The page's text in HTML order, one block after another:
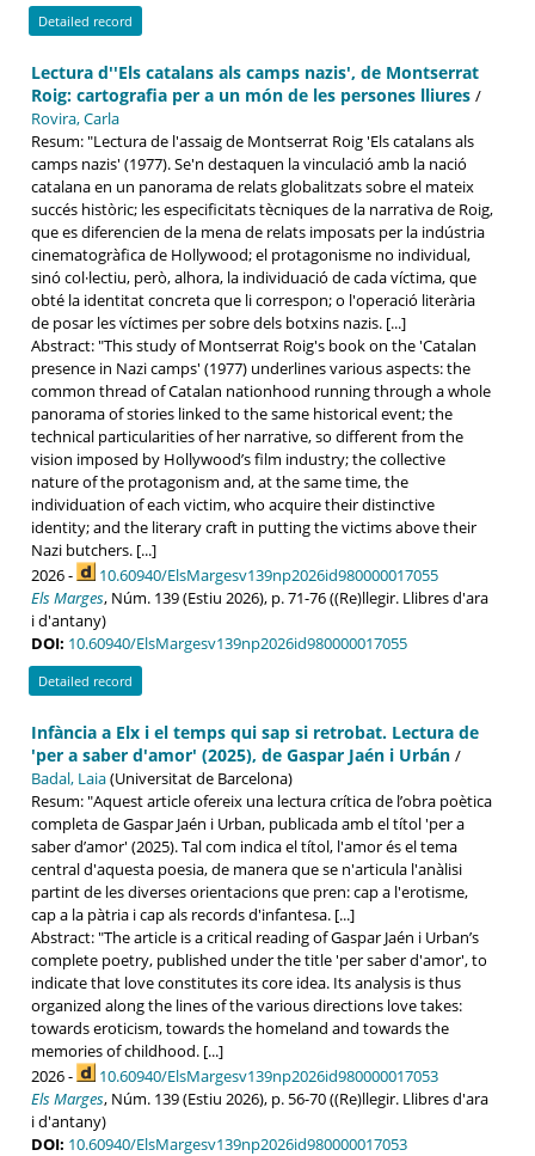
Detailed record
Lectura d''Els catalans als camps nazis', de Montserrat
Roig: cartografia per a un món de les persones lliures /
Rovira, Carla
Resum: "Lectura de l'assaig de Montserrat Roig 'Els catalans als
camps nazis' (1977). Se'n destaquen la vinculació amb la nació
catalana en un panorama de relats globalitzats sobre el mateix
succés històric; les especificitats tècniques de la narrativa de Roig,
que es diferencien de la mena de relats imposats per la indústria
cinematogràfica de Hollywood; el protagonisme no individual,
sinó col·lectiu, però, alhora, la individuació de cada víctima, que
obté la identitat concreta que li correspon; o l'operació literària
de posar les víctimes per sobre dels botxins nazis. [...]
Abstract: "This study of Montserrat Roig's book on the 'Catalan
presence in Nazi camps' (1977) underlines various aspects: the
common thread of Catalan nationhood running through a whole
panorama of stories linked to the same historical event; the
technical particularities of her narrative, so different from the
vision imposed by Hollywood’s film industry; the collective
nature of the protagonism and, at the same time, the
individuation of each victim, who acquire their distinctive
identity; and the literary craft in putting the victims above their
Nazi butchers. [...]
2026 -
10.60940/ElsMargesv139np2026id980000017055
Els Marges, Núm. 139 (Estiu 2026), p. 71-76 ((Re)llegir. Llibres d'ara
i d'antany)
DOI: 10.60940/ElsMargesv139np2026id980000017055
Detailed record
Infància a Elx i el temps qui sap si retrobat. Lectura de
'per a saber d'amor' (2025), de Gaspar Jaén i Urbán /
Badal, Laia(Universitat de Barcelona)
Resum: "Aquest article ofereix una lectura crítica de l’obra poètica
completa de Gaspar Jaén i Urban, publicada amb el títol 'per a
saber d’amor' (2025). Tal com indica el títol, l'amor és el tema
central d'aquesta poesia, de manera que se n'articula l'anàlisi
partint de les diverses orientacions que pren: cap a l'erotisme,
cap a la pàtria i cap als records d'infantesa. [...]
Abstract: "The article is a critical reading of Gaspar Jaén i Urban’s
complete poetry, published under the title 'per saber d'amor', to
indicate that love constitutes its core idea. Its analysis is thus
organized along the lines of the various directions love takes:
towards eroticism, towards the homeland and towards the
memories of childhood. [...]
2026 -
10.60940/ElsMargesv139np2026id980000017053
Els Marges, Núm. 139 (Estiu 2026), p. 56-70 ((Re)llegir. Llibres d'ara
i d'antany)
DOI: 10.60940/ElsMargesv139np2026id980000017053